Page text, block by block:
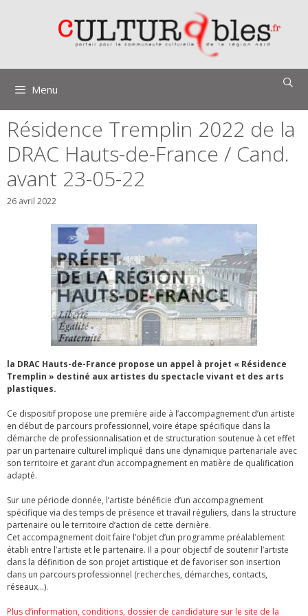
Menu
Résidence Tremplin 2022 de la
DRAC Hauts-de-France / Cand.
avant 23-05-22
26 avril 2022
la DRAC Hauts-de-France propose un appel à projet « Résidence
Tremplin » destiné aux artistes du spectacle vivant et des arts
plastiques.
Ce dispositif propose une première aide à l’accompagnement d’un artiste
en début de parcours professionnel, voire étape spécifique dans la
démarche de professionnalisation et de structuration soutenue à cet effet
par un partenaire culturel impliqué dans une dynamique partenariale avec
son territoire et garant d’un accompagnement en matière de qualification
adapté.
Sur une période donnée, l’artiste bénéficie d’un accompagnement
spécifique via des temps de présence et travail réguliers, dans la structure
partenaire ou le territoire d’action de cette dernière.
Cet accompagnement doit faire l’objet d’un programme préalablement
établi entre l’artiste et le partenaire. Il a pour objectif de soutenir l’artiste
dans la définition de son projet artistique et de favoriser son insertion
dans un parcours professionnel (recherches, démarches, contacts,
réseaux…).
Plus d’information, conditions, dossier de candidature sur le site de la